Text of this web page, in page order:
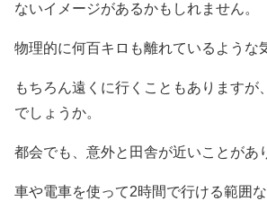
ないイメージがあるかもしれません。
物理的に何百キロも離れているような
もちろん遠くに行くこともありますが
でしょうか。
都会でも、意外と田舎が近いことがあ
車や電車を使って2時間で行ける範囲な